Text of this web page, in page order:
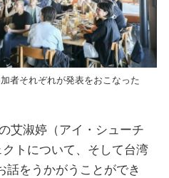
者それぞれが発表をおこなった
艾淑婷（アイ・シューチ
トについて、そして台湾
話をうかがうことができ